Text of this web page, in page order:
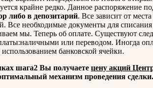
крайне редко. Данное распоряжение
либо в депозитарий. Все зависит от
Все необходимые документы для
мы. Теперь об оплате. Существуют
или переводом. Иногда
банковской ячейки.
шага2 Вы получаете цену акций
механизм проведения